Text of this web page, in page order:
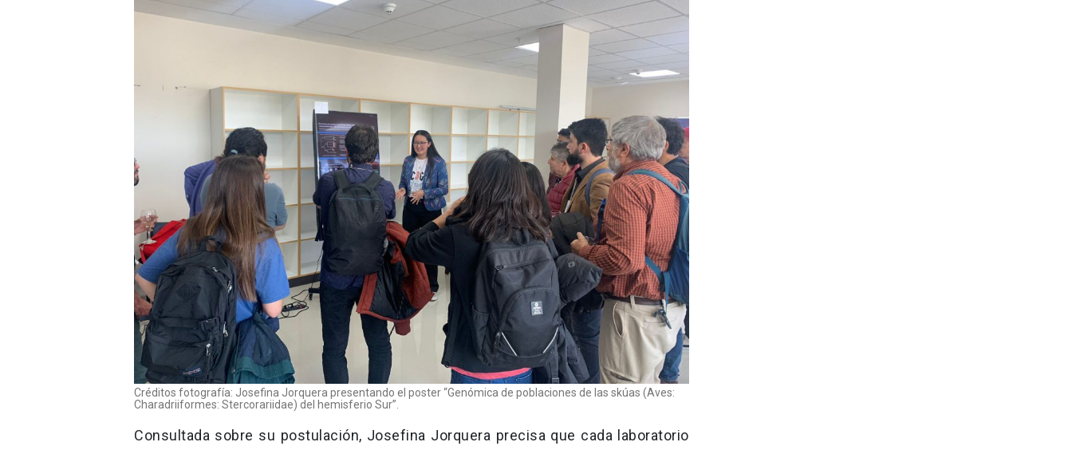
Créditos fotografía: Josefina Jorquera presentando el poster “Genómica de poblaciones de las skúas (Aves:
Charadriiformes: Stercorariidae) del hemisferio Sur”.
Consultada sobre su postulación, Josefina Jorquera precisa que cada laboratorio